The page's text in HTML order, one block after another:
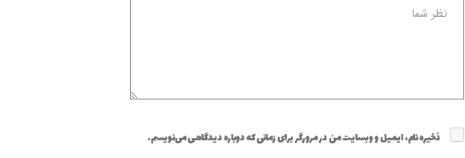
ذخیره نام، ایمیل و وبسایت من در مرورگر برای زمانی که دوباره دیدگاهی می‌نویسم.